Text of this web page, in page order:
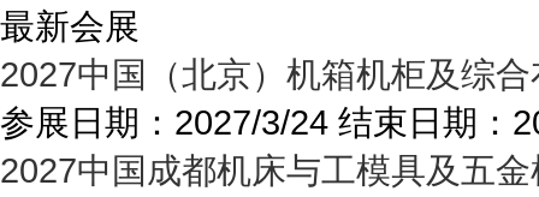
最新会展
2027中国（北京）机箱机柜及综
参展日期： 2027/3/24 结束日期：
2027中国成都机床与工模具及五